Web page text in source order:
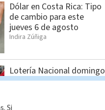
Dólar en Costa Rica: Tipo
de cambio para este
jueves 6 de agosto
Indira Zúñiga
Lotería Nacional domingo
2 de agosto: Lista